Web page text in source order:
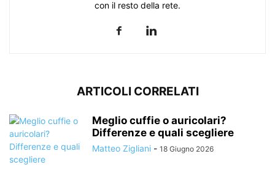
con il resto della rete.
ARTICOLI CORRELATI
Meglio cuffie o auricolari?
Differenze e quali scegliere
Matteo Zigliani - 18 Giugno 2026